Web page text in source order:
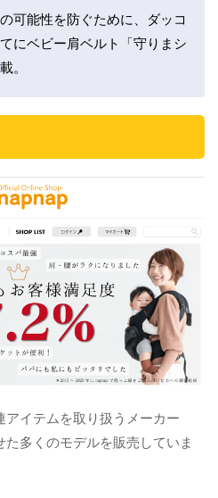
可能性を防ぐために、ダッコ
にベビー肩ベルト「守りまシ
。
イテムを取り扱うメーカー
多くのモデルを販売していま